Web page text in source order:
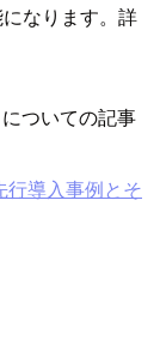
なります。詳
ついての記事
導入事例とそ